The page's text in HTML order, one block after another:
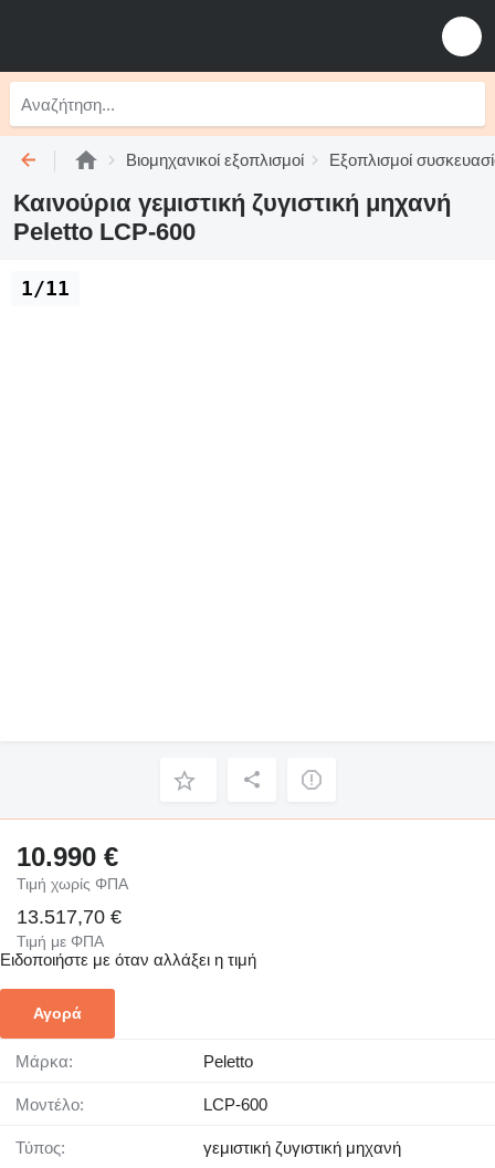
Βιομηχανικοί εξοπλισμοί Εξοπλισμοί
Καινούρια γεμιστική ζυγιστική μηχανή
Peletto LCP-600
1/11
10.990 €
Τιμή χωρίς ΦΠΑ
13.517,70 €
Τιμή με ΦΠΑ
Ειδοποιήστε με όταν αλλάξει η τιμή
Αγορά
Μάρκα: Peletto
Μοντέλο: LCP-600
Τύπος: γεμιστική ζυγιστική μηχανή